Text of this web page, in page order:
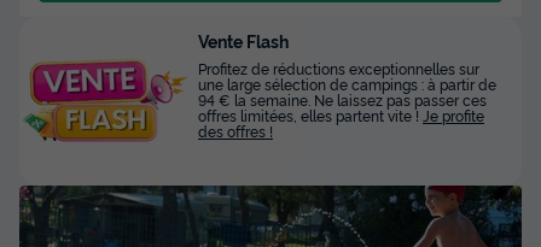
Vente Flash
Profitez de réductions exceptionnelles sur
une large sélection de campings : à partir de
94 € la semaine. Ne laissez pas passer ces
offres limitées, elles partent vite ! Je profite
des offres !